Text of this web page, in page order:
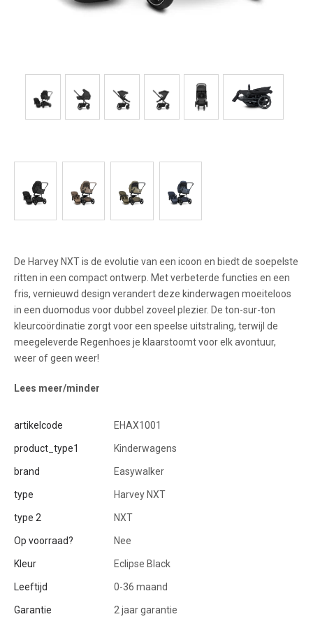
De Harvey NXT is de evolutie van een icoon en biedt de soepelste
ritten in een compact ontwerp. Met verbeterde functies en een
fris, vernieuwd design verandert deze kinderwagen moeiteloos
in een duomodus voor dubbel zoveel plezier. De ton-sur-ton
kleurcoördinatie zorgt voor een speelse uitstraling, terwijl de
meegeleverde Regenhoes je klaarstoomt voor elk avontuur,
weer of geen weer!
Lees meer/minder
artikelcode EHAX1001
product_type1 Kinderwagens
brand Easywalker
type Harvey NXT
type 2 NXT
Op voorraad? Nee
Kleur Eclipse Black
Leeftijd 0-36 maand
Garantie 2 jaar garantie